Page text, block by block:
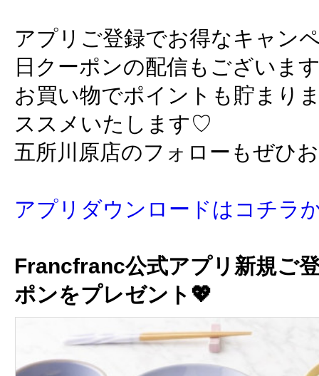
アプリご登録でお得なキャン
日クーポンの配信もございま
お買い物でポイントも貯まり
ススメいたします♡
五所川原店のフォローもぜひ
アプリダウンロードはコチラ
Francfranc公式アプリ新規ご
ポンをプレゼント💖